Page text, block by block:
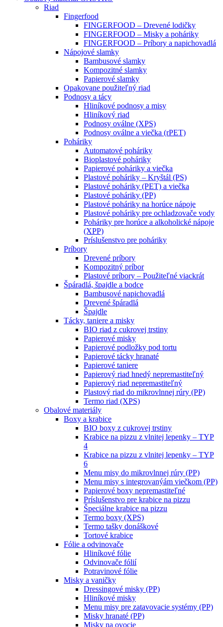
Riad
Fingerfood
FINGERFOOD – Drevené lodičky
FINGERFOOD – Misky a poháriky
FINGERFOOD – Príbory a napichovadlá
Nápojové slamky
Bambusové slamky
Kompozitné slamky
Papierové slamky
Opakovane použiteľný riad
Podnosy a tácy
Hliníkové podnosy a misy
Hliníkový riad
Podnosy oválne (XPS)
Podnosy oválne a viečka (rPET)
Poháriky
Automatové poháriky
Bioplastové poháriky
Papierové poháriky a viečka
Plastové poháriky – Kryštál (PS)
Plastové poháriky (PET) a viečka
Plastové poháriky (PP)
Plastové poháriky na horúce nápoje
Plastové poháriky pre ochladzovače vody
Poháriky pre horúce a alkoholické nápoje
(XPP)
Príslušenstvo pre poháriky
Príbory
Drevené príbory
Kompozitný príbor
Plastové príbory – Použiteľné viackrát
Špáradlá, špajdle a bodce
Bambusové napichovadlá
Drevené špáradlá
Špajdle
Tácky, taniere a misky
BIO riad z cukrovej trstiny
Papierové misky
Papierové podložky pod tortu
Papierové tácky hranaté
Papierové taniere
Papierový riad hnedý nepremastiteľný
Papierový riad nepremastiteľný
Plastový riad do mikrovlnnej rúry (PP)
Termo riad (XPS)
Obalové materiály
Boxy a krabice
BIO boxy z cukrovej trstiny
Krabice na pizzu z vlnitej lepenky – TYP
4
Krabice na pizzu z vlnitej lepenky – TYP
6
Menu misy do mikrovlnnej rúry (PP)
Menu misy s integrovanýám viečkom (PP)
Papierové boxy nepremastiteľné
Príslušenstvo pre krabice na pizzu
Špeciálne krabice na pizzu
Termo boxy (XPS)
Termo tašky donáškové
Tortové krabice
Fólie a odvinovače
Hliníkové fólie
Odvinovače fólií
Potravinové fólie
Misky a vaničky
Dressingové misky (PP)
Hliníkové misky
Menu misy pre zatavovacie systémy (PP)
Misky hranaté (PP)
Misky na ovocie